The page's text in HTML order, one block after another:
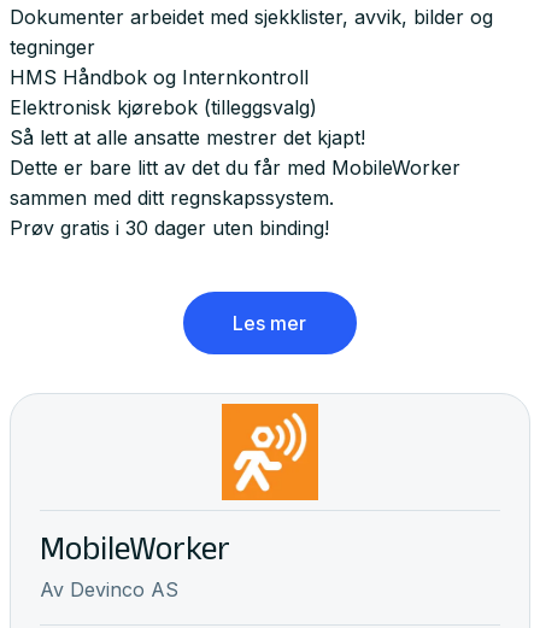
Dokumenter arbeidet med sjekklister, avvik, bilder og
tegninger
HMS Håndbok og Internkontroll
Elektronisk kjørebok (tilleggsvalg)
Så lett at alle ansatte mestrer det kjapt!
Dette er bare litt av det du får med MobileWorker
sammen med ditt regnskapssystem.
Prøv gratis i 30 dager uten binding!
Les mer
MobileWorker
Av Devinco AS